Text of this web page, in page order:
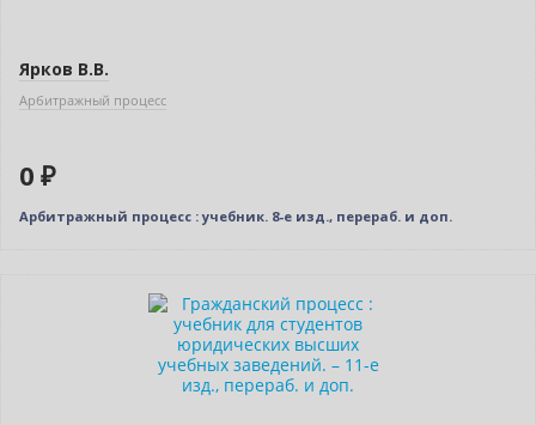
Ярков В.В.
Арбитражный процесс
0 ₽
Арбитражный процесс : учебник. 8-е изд., перераб. и доп.